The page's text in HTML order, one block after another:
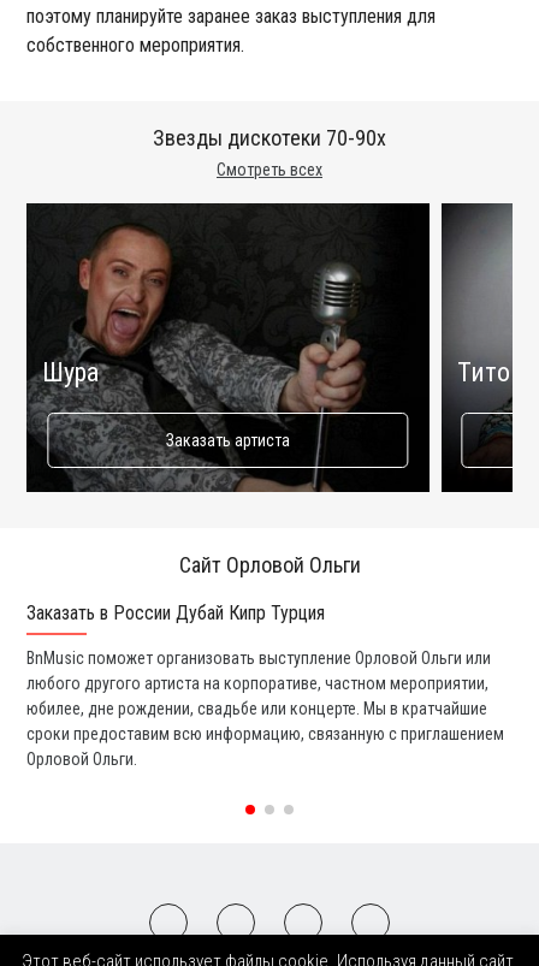
поэтому планируйте заранее заказ выступления для
собственного мероприятия.
Смотреть всех
Звезды дискотеки 70-90х
Шура
Заказать артиста
Сайт Орловой Ольги
Заказать в России Дубай Кипр Турция
BnMusic поможет организовать выступление Орловой Ольги или
любого другого артиста на корпоративе, частном мероприятии,
юбилее, дне рождении, свадьбе или концерте. Мы в кратчайшие
сроки предоставим всю информацию, связанную с приглашением
Орловой Ольги.
Этот веб-сайт использует файлы cookie. Используя данный сайт,